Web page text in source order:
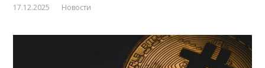
17.12.2025 Новости